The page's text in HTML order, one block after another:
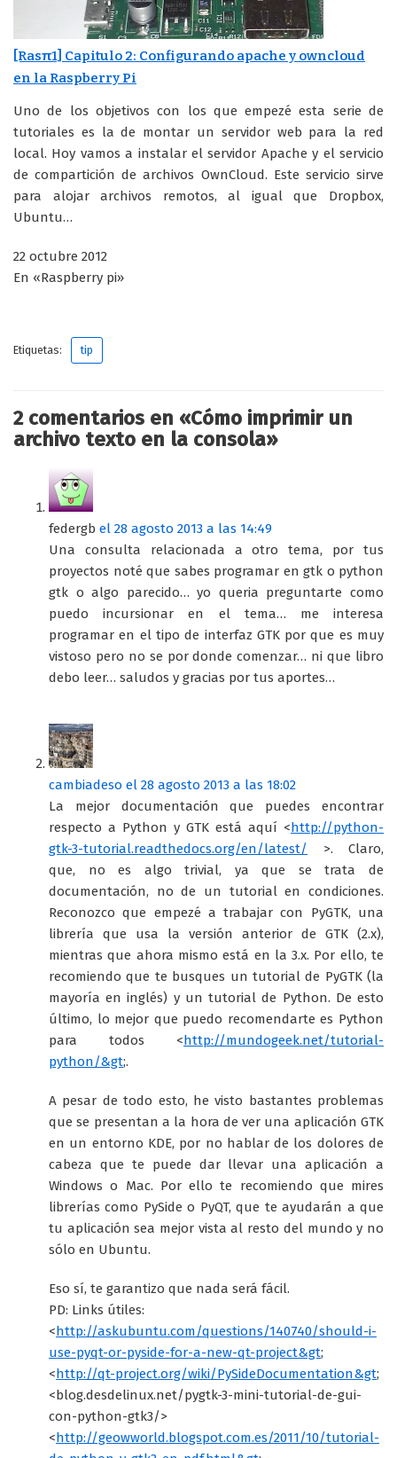
[Rasπ1] Capitulo 2: Configurando apache y owncloud
en la Raspberry Pi
Uno de los objetivos con los que empezé esta serie de
tutoriales es la de montar un servidor web para la red
local. Hoy vamos a instalar el servidor Apache y el servicio
de compartición de archivos OwnCloud. Este servicio sirve
para alojar archivos remotos, al igual que Dropbox,
Ubuntu…
22 octubre 2012
En «Raspberry pi»
Etiquetas: tip
2 comentarios en «Cómo imprimir un
archivo texto en la consola»
federgb el 28 agosto 2013 a las 14:49
Una consulta relacionada a otro tema, por tus
proyectos noté que sabes programar en gtk o python
gtk o algo parecido… yo queria preguntarte como
puedo incursionar en el tema… me interesa
programar en el tipo de interfaz GTK por que es muy
vistoso pero no se por donde comenzar… ni que libro
debo leer… saludos y gracias por tus aportes…
cambiadeso el 28 agosto 2013 a las 18:02
La mejor documentación que puedes encontrar
respecto a Python y GTK está aquí <http://python-
gtk-3-tutorial.readthedocs.org/en/latest/ >. Claro,
que, no es algo trivial, ya que se trata de
documentación, no de un tutorial en condiciones.
Reconozco que empezé a trabajar con PyGTK, una
librería que usa la versión anterior de GTK (2.x),
mientras que ahora mismo está en la 3.x. Por ello, te
recomiendo que te busques un tutorial de PyGTK (la
mayoría en inglés) y un tutorial de Python. De esto
último, lo mejor que puedo recomendarte es Python
para todos <http://mundogeek.net/tutorial-
python/&gt;.
A pesar de todo esto, he visto bastantes problemas
que se presentan a la hora de ver una aplicación GTK
en un entorno KDE, por no hablar de los dolores de
cabeza que te puede dar llevar una aplicación a
Windows o Mac. Por ello te recomiendo que mires
librerías como PySide o PyQT, que te ayudarán a que
tu aplicación sea mejor vista al resto del mundo y no
sólo en Ubuntu.
Eso sí, te garantizo que nada será fácil.
PD: Links útiles:
<http://askubuntu.com/questions/140740/should-i-
use-pyqt-or-pyside-for-a-new-qt-project&gt;
<http://qt-project.org/wiki/PySideDocumentation&gt;
<blog.desdelinux.net/pygtk-3-mini-tutorial-de-gui-
con-python-gtk3/>
<http://geowworld.blogspot.com.es/2011/10/tutorial-